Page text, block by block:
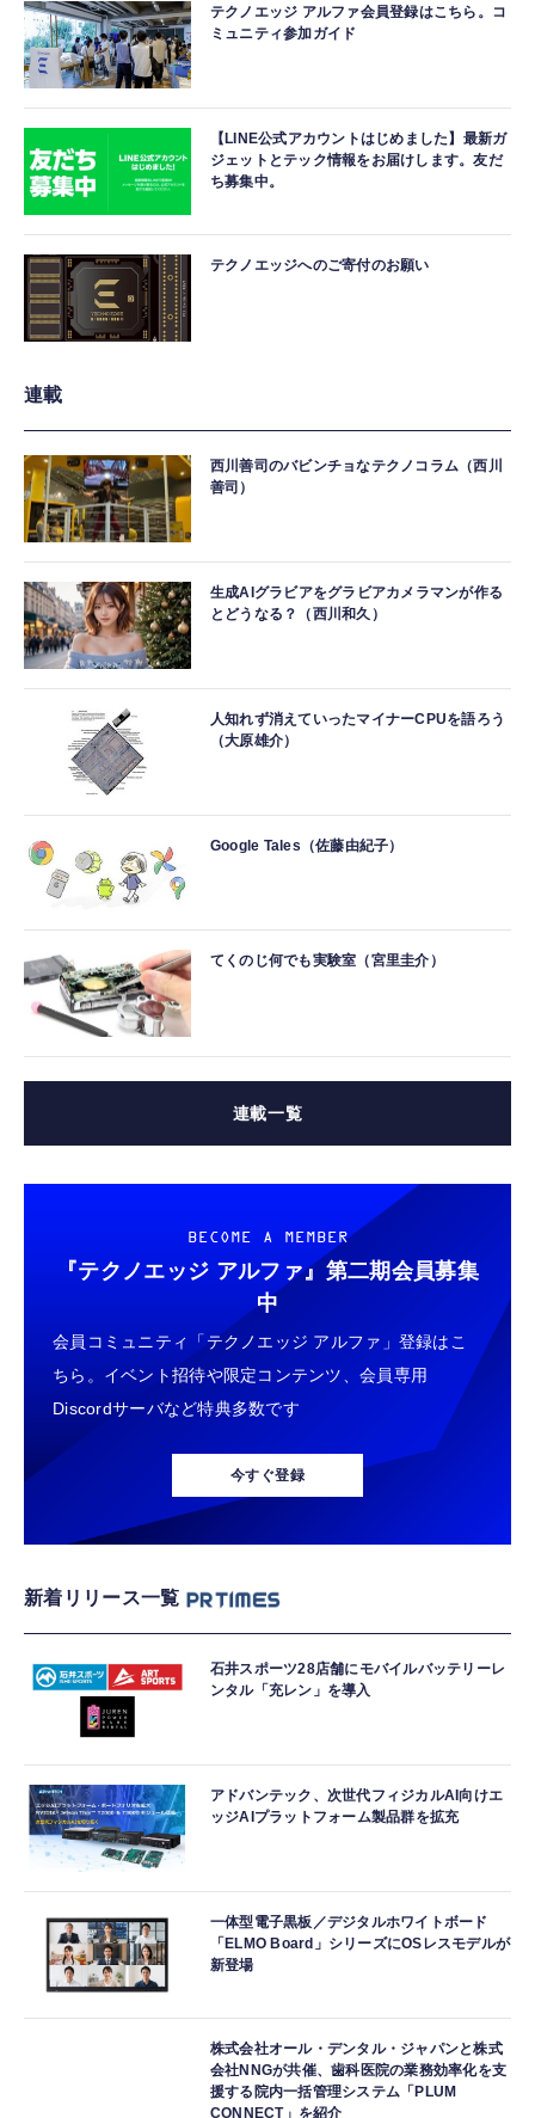
テクノエッジ アルファ会員登録はこちら。コ
ミュニティ参加ガイド
【LINE公式アカウントはじめました】最新ガ
ジェットとテック情報をお届けします。友だ
ち募集中。
テクノエッジへのご寄付のお願い
連載
西川善司のバビンチョなテクノコラム（西川
善司）
生成AIグラビアをグラビアカメラマンが作る
とどうなる？（西川和久）
人知れず消えていったマイナーCPUを語ろう
（大原雄介）
Google Tales（佐藤由紀子）
てくのじ何でも実験室（宮里圭介）
連載一覧
BECOME A MEMBER
『テクノエッジ アルファ』 第二期会員募集
中
会員コミュニティ「テクノエッジ アルファ」登録はこ
ちら。イベント招待や限定コンテンツ、会員専用
Discordサーバなど特典多数です
今すぐ登録
新着リリース一覧
石井スポーツ28店舗にモバイルバッテリーレ
ンタル「充レン」を導入
アドバンテック、次世代フィジカルAI向けエ
ッジAIプラットフォーム製品群を拡充
一体型電子黒板／デジタルホワイトボード
「ELMO Board」シリーズにOSレスモデルが
新登場
株式会社オール・デンタル・ジャパンと株式
会社NNGが共催、歯科医院の業務効率化を支
援する院内一括管理システム「PLUM
CONNECT」を紹介